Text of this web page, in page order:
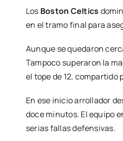
Los Boston Celtics
en el tramo final para
Aunque se quedaron
Tampoco superaron la
el tope de 12, compartido
En ese inicio arrollador
doce minutos. El equipo
serias fallas defensivas.